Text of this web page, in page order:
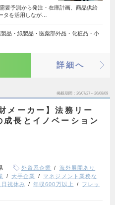
要予測から発注・在庫計画、商品供給
タを活用しなが…
品・紙製品・医薬部外品・化粧品・小
詳細へ
掲載期間 26/07/27～26/08/09
メーカー】法務リー
長とイノベーション
外資系企業
海外展開あり
大手企業
マネジメント業務な
日祝休み 年収600万以上
フレッ